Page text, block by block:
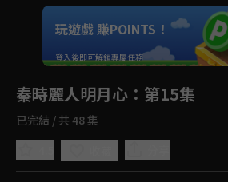
Unmute
如有不便請見諒
玩遊戲 賺POINTS！
登入後即可解鎖專屬任務
秦時麗人明月心 ：第15集
已完結 / 共 48 集